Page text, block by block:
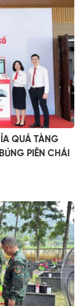
QUÁ TÀNG
PIÊN CHÁI